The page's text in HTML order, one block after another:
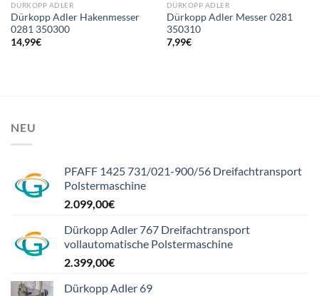
DÜRKOPP ADLER
Dürkopp Adler Hakenmesser
0281 350300
14,99€
DÜRKOPP ADLER
Dürkopp Adler Messer 0281
350310
7,99€
NEU
PFAFF 1425 731/021-900/56 Dreifachtransport
Polstermaschine
2.099,00€
Dürkopp Adler 767 Dreifachtransport
vollautomatische Polstermaschine
2.399,00€
Dürkopp Adler 69